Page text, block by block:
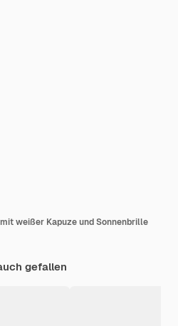
weißer Kapuze und Sonnenbrille
gefallen